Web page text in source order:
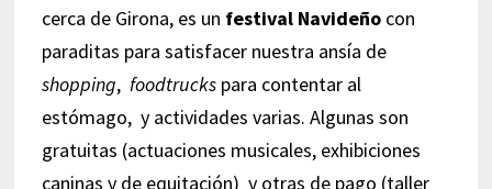
cerca de Girona, es un festival Navideñocon
paraditas para satisfacer nuestra ansía de
shopping, foodtruckspara contentar al
estómago, y actividades varias. Algunas son
gratuitas (actuaciones musicales, exhibiciones
caninas y de equitación) y otras de pago (taller